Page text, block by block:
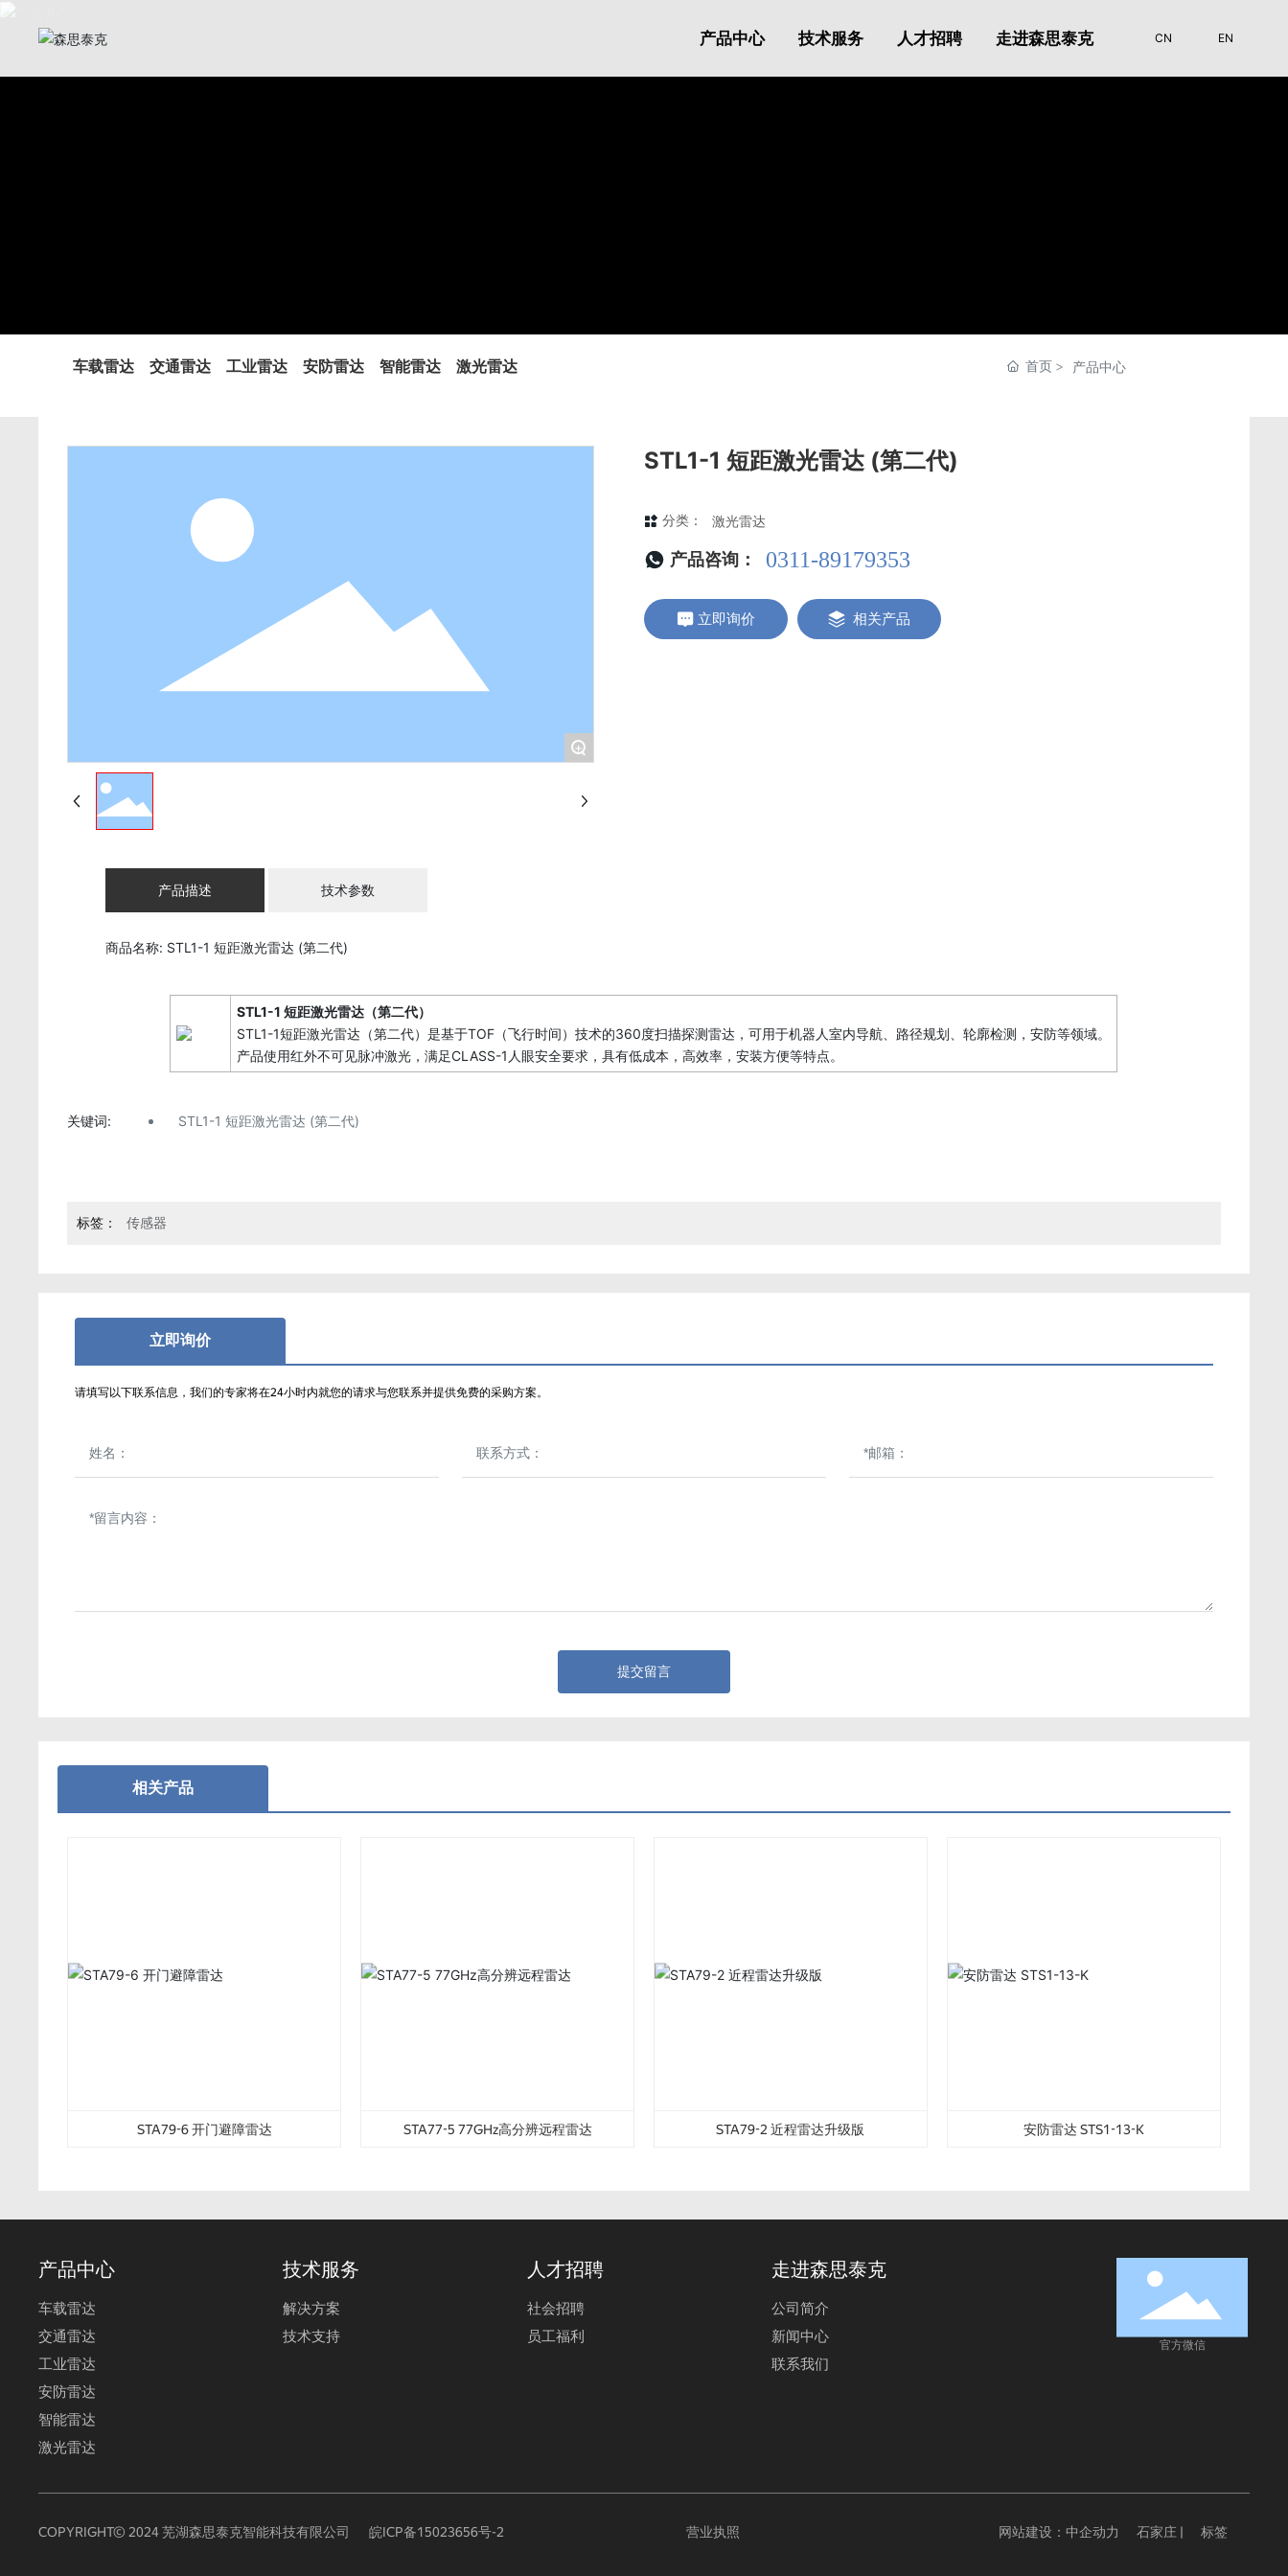
产品中心 技术服务 人才招聘 走进森思泰克 CN EN
首页 产品中心
车载雷达 交通雷达 工业雷达 安防雷达 智能雷达 激光雷达
+
STL1-1 短距激光雷达 (第二代)
分类： 激光雷达
产品咨询： 0311-89179353
立即询价 相关产品
产品描述 技术参数
商品名称: STL1-1 短距激光雷达 (第二代)
STL1-1 短距激光雷达（第二代）
STL1-1短距激光雷达（第二代）是基于TOF（飞行时间）技术的360度扫描探测雷达，可用于机器人室内导航、路径规划、轮廓检测，安防等领域。
产品使用红外不可见脉冲激光，满足CLASS-1人眼安全要求，具有低成本，高效率，安装方便等特点。
关键词: STL1-1 短距激光雷达 (第二代)
标签： 传感器
立即询价
请填写以下联系信息，我们的专家将在24小时内就您的请求与您联系并提供免费的采购方案。
提交留言
相关产品
STA79-6 开门避障雷达 STA77-5 77GHz高分辨远程雷达 STA79-2 近程雷达升级版 安防雷达 STS1-13-K
产品中心
车载雷达
交通雷达
工业雷达
安防雷达
智能雷达
激光雷达
技术服务
解决方案
技术支持
人才招聘
社会招聘
员工福利
走进森思泰克
公司简介
新闻中心
联系我们
官方微信
COPYRIGHT© 2024 芜湖森思泰克智能科技有限公司 皖ICP备15023656号-2 营业执照 网站建设：中企动力 石家庄 | 标签